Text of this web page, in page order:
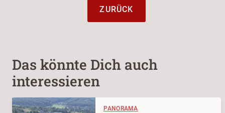
ZURÜCK
Das könnte Dich auch
interessieren
PANORAMA